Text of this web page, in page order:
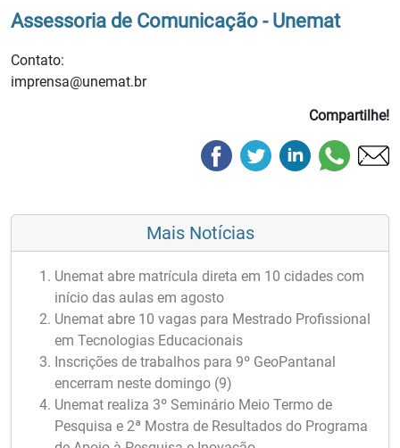
Assessoria de Comunicação - Unemat
Contato:
imprensa@unemat.br
Compartilhe!
Mais Notícias
Unemat abre matrícula direta em 10 cidades com
início das aulas em agosto
Unemat abre 10 vagas para Mestrado Profissional
em Tecnologias Educacionais
Inscrições de trabalhos para 9º GeoPantanal
encerram neste domingo (9)
Unemat realiza 3º Seminário Meio Termo de
Pesquisa e 2ª Mostra de Resultados do Programa